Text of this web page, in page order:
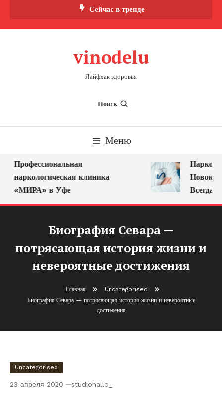
Сейчас в тренде
vinodelu
Лайфхак здоровья
Поиск
Меню
Профессиональная
наркологическая клиника
«МИРА» в Уфе
Всегда
Биография Севара —
потрясающая история жизни и
невероятные достижения
Главная
Uncategorised
Биография Севара — потрясающая история жизни и невероятные
достижения
Uncategorised
23 апреля 2020 studiohallo_